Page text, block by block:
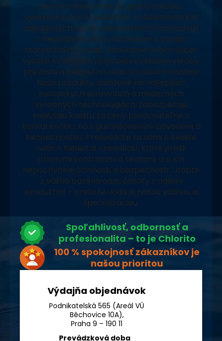
Naša rodinná firma sa pýši tradíciou,
vysokoškolským vzdelaním v oblasti čistiarní
odpadových vôd a vodárenských technológií
a neustálym zdokonaľovaním v oblasti
starostlivosti o vodu. Ponúkame široký výber
vysoko kvalitných prípravkov vlastnej výroby
pre čistú a bezpečnú vodu vo vašom bazéne.
Naše produkty, založené na najlepších
európskych surovinách a moderných
výrobných technológiách, zabezpečujú
najvyššiu kvalitu za ceny porovnateľné s
konkurenciou, no s garantovaným pôvodom a
bezpečnosťou. Presvedčte sa sami o kvalite
našich tabliet a chemikálií, ktoré prešli
prísnymi kontrolami a testami, a o ich
nepochybnej účinnosti a bezpečnosti. Urobte
z vášho bazéna oázu čistoty s našimi
produktmi – pretože voda je našou vášňou a
špecializáciou.
Spoľahlivosť, odbornosť a
profesionalita – to je Chlorito
100 % spokojnosť zákazníkov je
našou prioritou
Výdajňa objednávok
Podnikatelská 565 (Areál VÚ
Běchovice 10A),
Praha 9 – 190 11
Prevádzková doba